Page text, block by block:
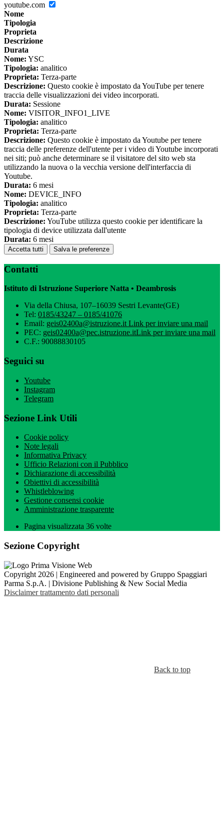
youtube.com
Nome
Tipologia
Proprieta
Descrizione
Durata
Nome: YSC
Tipologia: analitico
Proprieta: Terza-parte
Descrizione: Questo cookie è impostato da YouTube per tenere
traccia delle visualizzazioni dei video incorporati.
Durata: Sessione
Nome: VISITOR_INFO1_LIVE
Tipologia: analitico
Proprieta: Terza-parte
Descrizione: Questo cookie è impostato da Youtube per tenere
traccia delle preferenze dell'utente per i video di Youtube incorporati
nei siti; può anche determinare se il visitatore del sito web sta
utilizzando la nuova o la vecchia versione dell'interfaccia di
Youtube.
Durata: 6 mesi
Nome: DEVICE_INFO
Tipologia: analitico
Proprieta: Terza-parte
Descrizione: YouTube utilizza questo cookie per identificare la
tipologia di device utilizzata dall'utente
Durata: 6 mesi
Accetta tutti Salva le preferenze
Contatti
Istituto di Istruzione Superiore Natta • Deambrosis
Via della Chiusa, 107–16039 Sestri Levante(GE)
Tel: 0185/43247 – 0185/41076
Email: geis02400a@istruzione.itLink per inviare una mail
PEC: geis02400a@pec.istruzione.itLink per inviare una mail
C.F.: 90088830105
Seguici su
Youtube
Instagram
Telegram
Sezione Link Utili
Cookie policy
Note legali
Informativa Privacy
Ufficio Relazioni con il Pubblico
Dichiarazione di accessibilità
Obiettivi di accessibilità
Whistleblowing
Gestione consensi cookie
Amministrazione trasparente
Pagina visualizzata 36 volte
Sezione Copyright
Copyright 2026 | Engineered and powered by Gruppo Spaggiari
Parma S.p.A. | Divisione Publishing & New Social Media
Disclaimer trattamento dati personali
Back to top